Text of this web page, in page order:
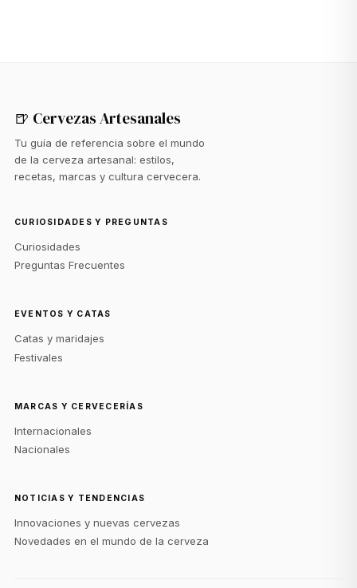
🍺 Cervezas Artesanales
Tu guía de referencia sobre el mundo
de la cerveza artesanal: estilos,
recetas, marcas y cultura cervecera.
CURIOSIDADES Y PREGUNTAS
Curiosidades
Preguntas Frecuentes
EVENTOS Y CATAS
Catas y maridajes
Festivales
MARCAS Y CERVECERÍAS
Internacionales
Nacionales
NOTICIAS Y TENDENCIAS
Innovaciones y nuevas cervezas
Novedades en el mundo de la cerveza